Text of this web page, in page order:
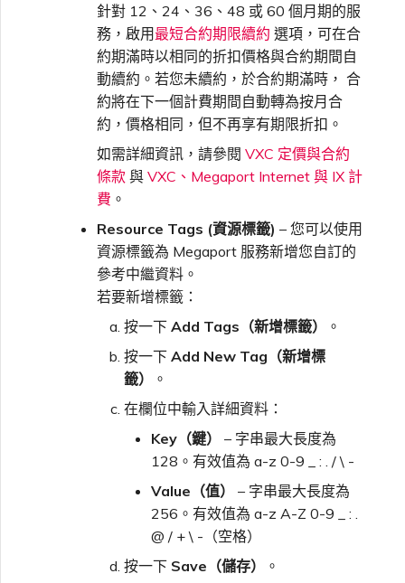
針對 12、24、36、48 或 60 個月期的服
務，啟用最短合約期限續約 選項，可在合
約期滿時以相同的折扣價格與合約期間自
動續約。若您未續約，於合約期滿時， 合
約將在下一個計費期間自動轉為按月合
約，價格相同，但不再享有期限折扣。
如需詳細資訊，請參閱 VXC 定價與合約
條款 與 VXC、Megaport Internet 與 IX 計
費 。
Resource Tags (資源標籤) – 您可以使用
資源標籤為 Megaport 服務新增您自訂的
參考中繼資料。
若要新增標籤：
按一下 Add Tags（新增標籤）
。
按一下 Add New Tag（新增標
籤）
。
在欄位中輸入詳細資料：
Key（鍵）
– 字串最大長度為
128。有效值為 a-z 0-9 _ : . / \ -
Value（值）
– 字串最大長度為
256。有效值為 a-z A-Z 0-9 _ : .
@ / + \ -（空格）
按一下 Save（儲存）
。